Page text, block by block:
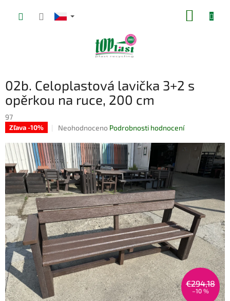
02b. Celoplastová lavička 3+2 s
opěrkou na ruce, 200 cm
97
Zľava -10%
Průměrné
produktu
je
0,0
z
5
hvězdiček.
Neohodnoceno Podrobnosti hodnocení
€294,18
–10 %